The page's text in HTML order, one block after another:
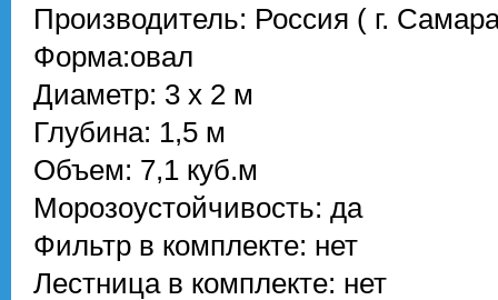
Производитель: Россия ( г.
Форма:овал
Диаметр: 3 х 2 м
Глубина: 1,5 м
Объем: 7,1 куб.м
Морозоустойчивость: да
Фильтр в комплекте: нет
Лестница в комплекте: нет